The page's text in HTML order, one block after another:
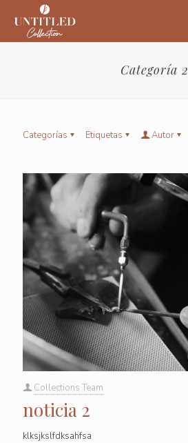
Categoría 2
Categorías Etiquetas Autor
Collections Team
noticia 2
klksjkslfdksahfsa